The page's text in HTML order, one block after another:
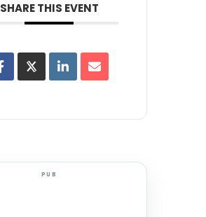
SHARE THIS EVENT
PUB